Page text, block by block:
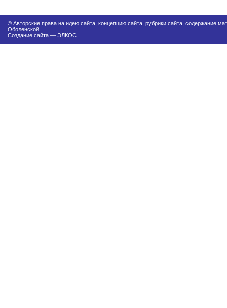
© Авторские права на идею сайта, концепцию сайта, рубрики сайта, содержание
Оболенской.
Создание сайта — ЭЛКОС